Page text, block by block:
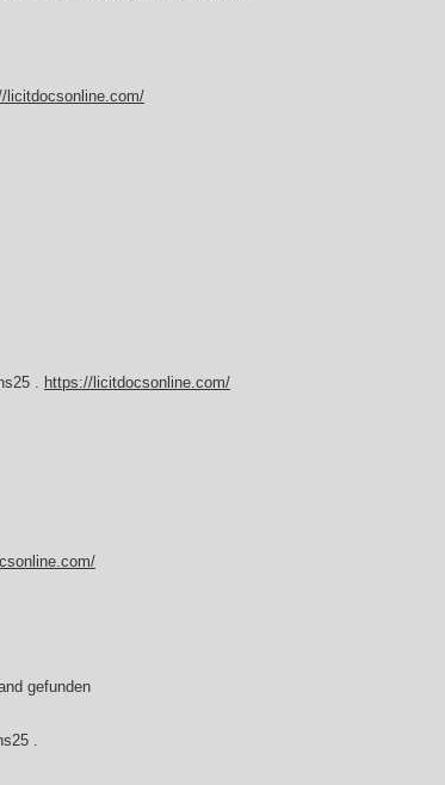
licitdocsonline.com/
. https://licitdocsonline.com/
gefunden
.